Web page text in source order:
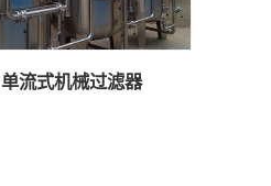
单流式机械过滤器